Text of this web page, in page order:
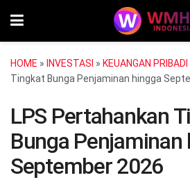
HOME » INVESTASI » KEUANGAN PRIBADI
Tingkat Bunga Penjaminan hingga
LPS Pertahankan
Bunga Penjaminan
September 2026